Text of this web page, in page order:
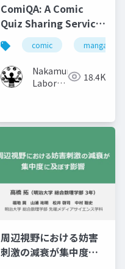
ComiQA: A Comic
Quiz Sharing Service
that Helps Users to
Recollect the
Content of Previous
Volumes
comic manga
Nakamura
Laboratory 18.4K
化粧工程 フローチャート
周辺視野における妨害
刺激の減衰が集中度に